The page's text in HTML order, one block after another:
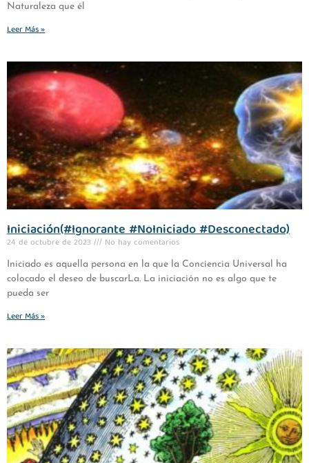
Naturaleza que él
Leer Más »
Iniciación(#Ignorante #NoIniciado #Desconectado)
24 de octubre de 2023 No hay comentarios
Iniciado es aquella persona en la que la Conciencia Universal ha
colocado el deseo de buscarLa. La iniciación no es algo que te
pueda ser
Leer Más »